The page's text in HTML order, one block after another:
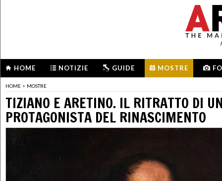
HOME NOTIZIE GUIDE MOSTRE
HOME > MOSTRE
TIZIANO E ARETINO. IL RITRATTO DI
PROTAGONISTA DEL RINASCIMENTO